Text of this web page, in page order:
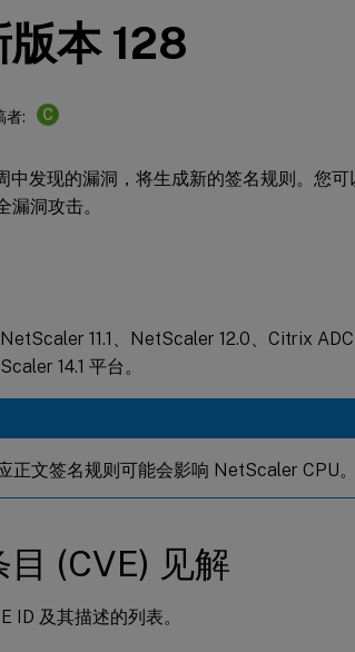
本 128
者: C
发现的漏洞，将生成新的签名规则。您
洞攻击。
11.1、NetScaler 12.0、Citrix ADC
14.1 平台。
正文签名规则可能会影响 NetScaler CPU。
(CVE) 见解
ID 及其描述的列表。